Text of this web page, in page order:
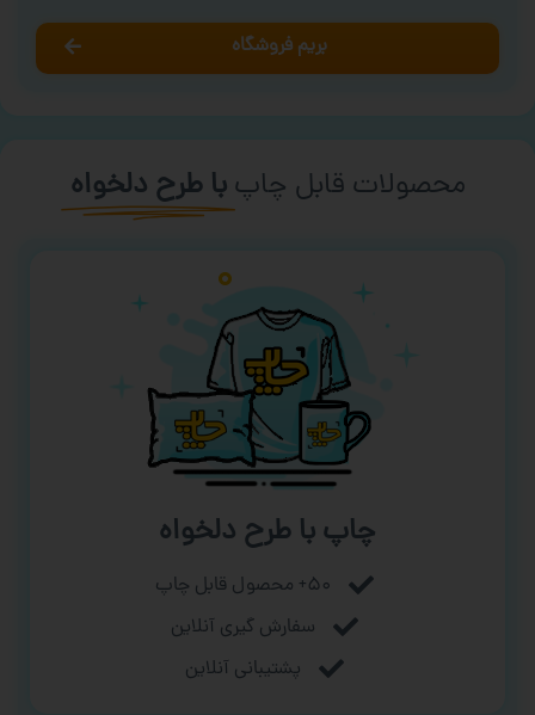
بریم فروشگاه
محصولات قابل چاپ با طرح دلخواه
چاپ با طرح دلخواه
۵۰+ محصول قابل چاپ
سفارش گیری آنلاین
پشتیبانی آنلاین